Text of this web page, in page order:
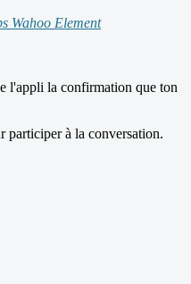
Wahoo Element
l'appli la confirmation que ton
participer à la conversation.